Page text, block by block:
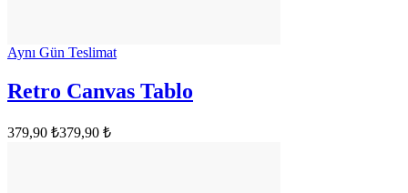
Aynı Gün Teslimat
Retro Canvas Tablo
379,90 ₺379,90 ₺